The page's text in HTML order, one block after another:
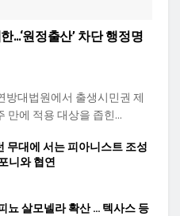
…‘원정출산’ 차단 행정명
방대법원에서 출생시민권 제
만에 적용 대상을 좁힌...
무대에 서는 피아니스트 조성
니와 협연
뇨 살모넬라 확산 … 텍사스 등